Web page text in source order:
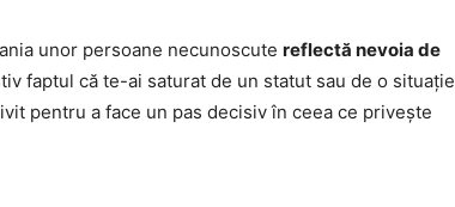
unor persoane necunoscute reflectă nevoia de
faptul că te-ai saturat de un statut sau de o situație
pentru a face un pas decisiv în ceea ce privește